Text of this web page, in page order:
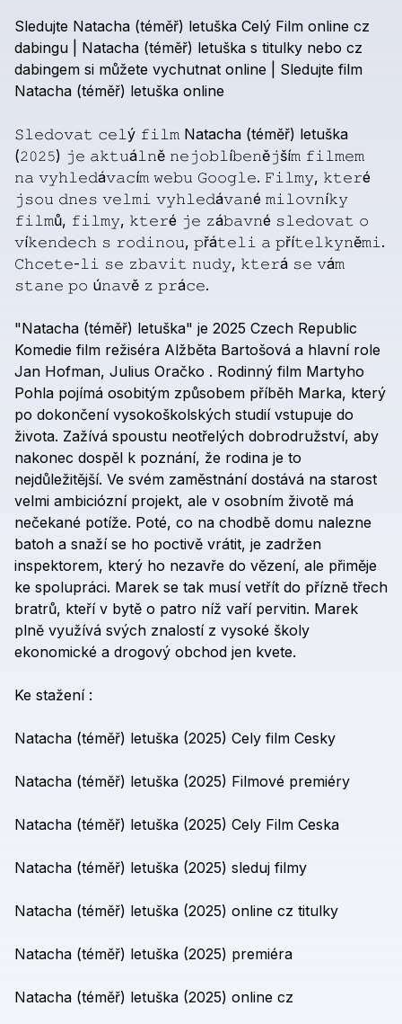
Sledujte Natacha (téměř) letuška Celý Film online cz
dabingu
Natacha (téměř) letuška s titulky nebo cz
dabingem si můžete vychutnat online Sledujte film
Natacha (téměř) letuška online
𝚂𝚕𝚎𝚍𝚘𝚟𝚊𝚝 𝚌𝚎𝚕ý 𝚏𝚒𝚕𝚖 Natacha (téměř) letuška
(𝟸𝟶𝟸𝟻) 𝚓𝚎 𝚊𝚔𝚝𝚞á𝚕𝚗ě 𝚗𝚎𝚓𝚘𝚋𝚕í𝚋𝚎𝚗ě𝚓ší𝚖 𝚏𝚒𝚕𝚖𝚎𝚖
𝚗𝚊 𝚟𝚢𝚑𝚕𝚎𝚍á𝚟𝚊𝚌í𝚖 𝚠𝚎𝚋𝚞 𝙶𝚘𝚘𝚐𝚕𝚎. 𝙵𝚒𝚕𝚖𝚢, 𝚔𝚝𝚎𝚛é
𝚓𝚜𝚘𝚞 𝚍𝚗𝚎𝚜 𝚟𝚎𝚕𝚖𝚒 𝚟𝚢𝚑𝚕𝚎𝚍á𝚟𝚊𝚗é 𝚖𝚒𝚕𝚘𝚟𝚗í𝚔𝚢
𝚏𝚒𝚕𝚖ů, 𝚏𝚒𝚕𝚖𝚢, 𝚔𝚝𝚎𝚛é 𝚓𝚎 𝚣á𝚋𝚊𝚟𝚗é 𝚜𝚕𝚎𝚍𝚘𝚟𝚊𝚝 𝚘
𝚟í𝚔𝚎𝚗𝚍𝚎𝚌𝚑 𝚜 𝚛𝚘𝚍𝚒𝚗𝚘𝚞, 𝚙řá𝚝𝚎𝚕𝚒 𝚊 𝚙ří𝚝𝚎𝚕𝚔𝚢𝚗ě𝚖𝚒.
𝙲𝚑𝚌𝚎𝚝𝚎-𝚕𝚒 𝚜𝚎 𝚣𝚋𝚊𝚟𝚒𝚝 𝚗𝚞𝚍𝚢, 𝚔𝚝𝚎𝚛á 𝚜𝚎 𝚟á𝚖
𝚜𝚝𝚊𝚗𝚎 𝚙𝚘 ú𝚗𝚊𝚟ě 𝚣 𝚙𝚛á𝚌𝚎.
"Natacha (téměř) letuška" je 2025 Czech Republic
Komedie film režiséra Alžběta Bartošová a hlavní role
Jan Hofman, Julius Oračko . Rodinný film Martyho
Pohla pojímá osobitým způsobem příběh Marka, který
po dokončení vysokoškolských studií vstupuje do
života. Zažívá spoustu neotřelých dobrodružství, aby
nakonec dospěl k poznání, že rodina je to
nejdůležitější. Ve svém zaměstnání dostává na starost
velmi ambiciózní projekt, ale v osobním životě má
nečekané potíže. Poté, co na chodbě domu nalezne
batoh a snaží se ho poctivě vrátit, je zadržen
inspektorem, který ho nezavře do vězení, ale přiměje
ke spolupráci. Marek se tak musí vetřít do přízně třech
bratrů, kteří v bytě o patro níž vaří pervitin. Marek
plně využívá svých znalostí z vysoké školy
ekonomické a drogový obchod jen kvete.
Ke stažení :
Natacha (téměř) letuška (2025) Cely film Cesky
Natacha (téměř) letuška (2025) Filmové premiéry
Natacha (téměř) letuška (2025) Cely Film Ceska
Natacha (téměř) letuška (2025) sleduj filmy
Natacha (téměř) letuška (2025) online cz titulky
Natacha (téměř) letuška (2025) premiéra
Natacha (téměř) letuška (2025) online cz